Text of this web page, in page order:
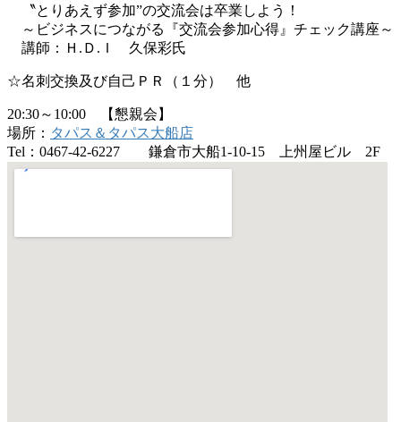
〝とりあえず参加”の交流会は卒業しよう！
～ビジネスにつながる『交流会参加心得』チェック講座～
講師：Ｈ.Ｄ.Ｉ 久保彩氏
☆名刺交換及び自己ＰＲ（１分） 他
20:30～10:00 【懇親会】
場所： タパス＆タパス大船店
Tel：0467-42-6227 鎌倉市大船1-10-15 上州屋ビル 2F